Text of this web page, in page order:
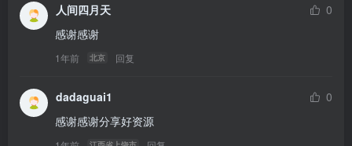
人间四月天
0
感谢感谢
1年前 北京 回复
dadaguai1
0
感谢感谢分享好资源